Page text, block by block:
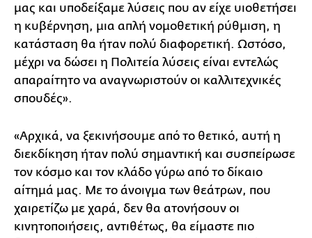
μας και υποδείξαμε λύσεις που αν είχε υιοθετήσει
η κυβέρνηση, μια απλή νομοθετική ρύθμιση, η
κατάσταση θα ήταν πολύ διαφορετική. Ωστόσο,
μέχρι να δώσει η Πολιτεία λύσεις είναι εντελώς
απαραίτητο να αναγνωριστούν οι καλλιτεχνικές
σπουδές».
«Αρχικά, να ξεκινήσουμε από το θετικό, αυτή η
διεκδίκηση ήταν πολύ σημαντική και συσπείρωσε
τον κόσμο και τον κλάδο γύρω από το δίκαιο
αίτημά μας. Με το άνοιγμα των θεάτρων, που
χαιρετίζω με χαρά, δεν θα ατονήσουν οι
κινητοποιήσεις, αντιθέτως, θα είμαστε πιο